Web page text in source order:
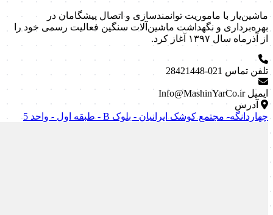
ماشین‌یار با ماموریت توانمندسازی و اتصال پیشگامان در
بهره‌برداری و نگهداشت ماشین‌آلات سنگین فعالیت رسمی خود را
از آذرماه سال ۱۳۹۷ آغاز کرد.
تلفن تماس 021-28421448
ایمیل Info@MashinYarCo.ir
آدرس
چهاردانگه- مجتمع کوشک ایرانیان - بلوک B - طبقه اول - واحد 5